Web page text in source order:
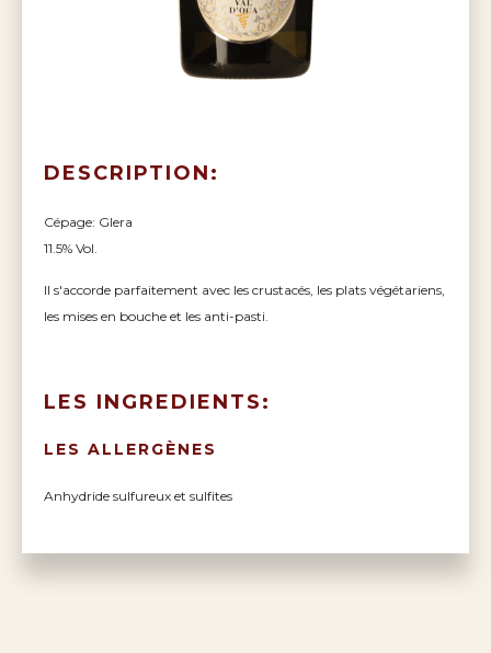
DESCRIPTION:
Cépage: Glera
11.5% Vol.
Il s'accorde parfaitement avec les crustacés, les plats végétariens,
les mises en bouche et les anti-pasti.
LES INGREDIENTS:
LES ALLERGÈNES
Anhydride sulfureux et sulfites